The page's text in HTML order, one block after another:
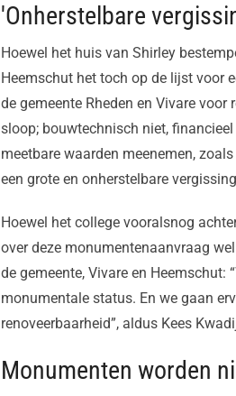
'Onherstelbare
Hoewel het huis van Shirley
Heemschut het toch op de lijst voor
de gemeente Rheden en Vivare
sloop; bouwtechnisch niet,
meetbare waarden meenemen,
een grote en onherstelbare
Hoewel het college vooralsnog
over deze monumentenaanvraag
de gemeente, Vivare en
monumentale status. En we gaan
renoveerbaarheid”, aldus Kees
Monumenten worden